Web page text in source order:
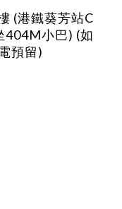
(港鐵葵芳站C
404M小巴) (如
預留)